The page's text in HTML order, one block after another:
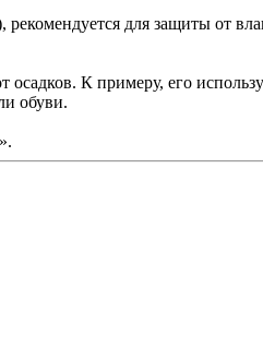
для защиты от
К примеру, его
обуви.